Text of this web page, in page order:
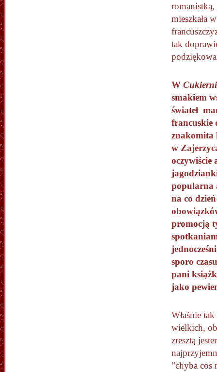
mieszkała
tak
W
smakiem
świateł
francuskie
znakomita
w
oczywiście
popularna
na co
promocją
sporo
pani
jako
Właśnie
wielkich,
zresztą
”chyba cos